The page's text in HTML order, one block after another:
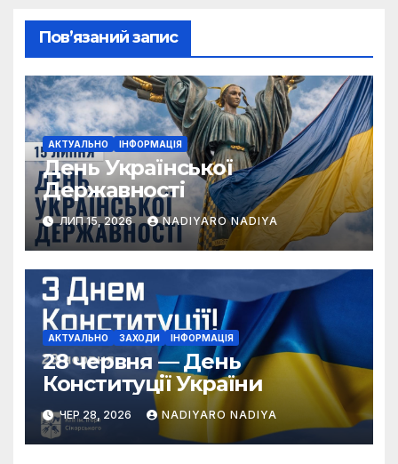
Пов’язаний запис
АКТУАЛЬНО ІНФОРМАЦІЯ
День Української
Державності
ЛИП 15, 2026 NADIYARO NADIYA
АКТУАЛЬНО ЗАХОДИ ІНФОРМАЦІЯ
28 червня — День
Конституції України
ЧЕР 28, 2026 NADIYARO NADIYA